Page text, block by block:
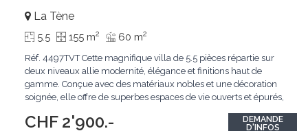
CHF 2'900.-
La Tène
5.5 155 m2 60 m2
Réf. 4497TVT Cette magnifique villa de 5.5 pièces répartie sur
deux niveaux allie modernité, élégance et finitions haut de
gamme. Conçue avec des matériaux nobles et une décoration
soignée, elle offre de superbes espaces de vie ouverts et épurés,
vaste séjour convivial, d'une cuisine moderne, d'une première
DEMANDE
D'INFOS